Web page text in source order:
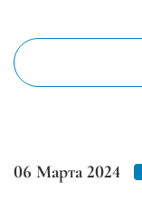
06 Марта 2024